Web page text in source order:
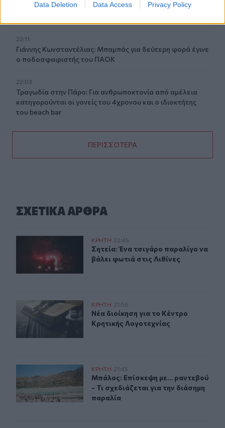
Data Deletion Data Access Privacy Policy
22:11
Γιάννης Κωνσταντέλιας: Μπαμπάς για δεύτερη φορά έγινε
ο ποδοσφαιριστής του ΠΑΟΚ
22:03
Τραγωδία στην Πάρο: Για ανθρωποκτονία από αμέλεια
κατηγορούνται οι γονείς του 4χρονου και ο ιδιοκτήτης
του beach bar
ΠΕΡΙΣΣΟΤΕΡΑ
ΣΧΕΤΙΚA AΡΘΡΑ
Σητεία: Ένα τσιγάρο παραλίγο να βάλει φωτιά στις
ΚΡΗΤΗ 22:45
Σητεία: Ένα τσιγάρο παραλίγο να
Σητεία: Ένα τσιγάρο παραλίγο να
βάλει φωτιά στις Λιθίνες
Νέα διοίκηση για το Κέντρο Κρητικής Λογοτεχνίας
ΚΡΗΤΗ 21:56
Νέα διοίκηση για το Κέντρο
Νέα διοίκηση για το Κέντρο
Κρητικής Λογοτεχνίας
Μπάλος: Επίσκεψη με… ραντεβού - Τι σχεδιάζεται για
ΚΡΗΤΗ 21:45
Μπάλος: Επίσκεψη με… ραντεβού -
Μπάλος: Επίσκεψη με… ραντεβού
- Τι σχεδιάζεται για την διάσημη
παραλία